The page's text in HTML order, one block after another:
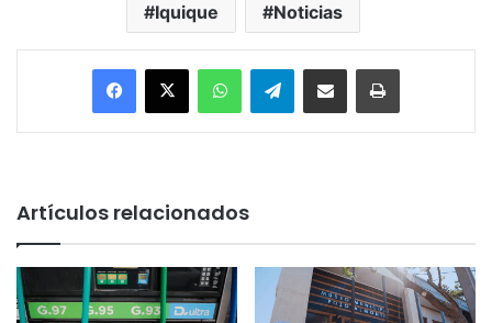
Iquique Noticias
Facebook
X WhatsAppTelegramEnviar vía email Imprimir
Artículos relacionados